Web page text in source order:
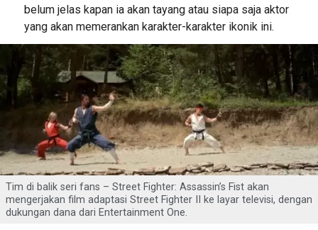
belum jelas kapan ia akan tayang atau siapa saja aktor
yang akan memerankan karakter-karakter ikonik ini.
Tim di balik seri fans – Street Fighter: Assassin’s Fist akan
mengerjakan film adaptasi Street Fighter II ke layar televisi, dengan
dukungan dana dari Entertainment One.